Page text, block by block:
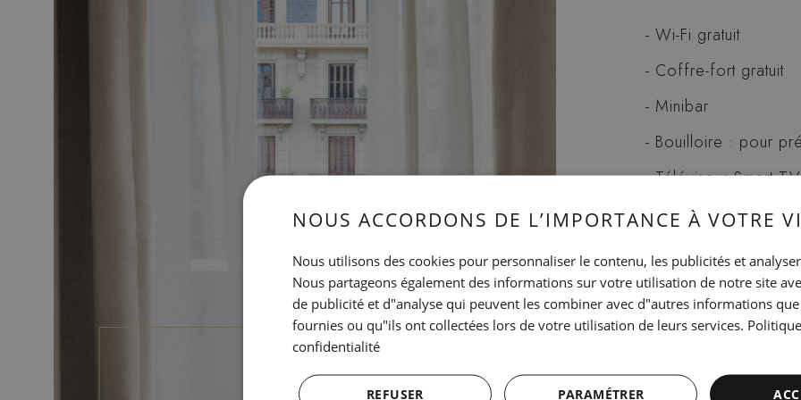
Wi-Fi gratuit
Coffre-fort gratuit
Minibar
Bouilloire : pour
Téléviseur Smart
Musique
Salle de bains
produits d'accueil et
Carte des oreillers
NOUS ACCORDONS DE L’IMPORTANCE À VOTRE
Nous utilisons des cookies pour personnaliser le contenu, les publicités et
Nous partageons également des informations sur votre utilisation de notre site
de publicité et d"analyse qui peuvent les combiner avec d"autres informations
fournies ou qu"ils ont collectées lors de votre utilisation de leurs services.
confidentialité
REFUSER PARAMÉTRER